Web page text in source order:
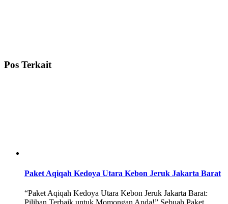
Pos Terkait
Paket Aqiqah Kedoya Utara Kebon Jeruk Jakarta Barat
“Paket Aqiqah Kedoya Utara Kebon Jeruk Jakarta Barat:
Pilihan Terbaik untuk Momongan Anda!” Sebuah Paket